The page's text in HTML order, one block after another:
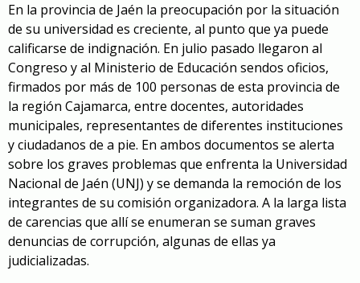
En la provincia de Jaén la preocupación por la situación
de su universidad es creciente, al punto que ya puede
calificarse de indignación. En julio pasado llegaron al
Congreso y al Ministerio de Educación sendos oficios,
firmados por más de 100 personas de esta provincia de
la región Cajamarca, entre docentes, autoridades
municipales, representantes de diferentes instituciones
y ciudadanos de a pie. En ambos documentos se alerta
sobre los graves problemas que enfrenta la Universidad
Nacional de Jaén (UNJ) y se demanda la remoción de los
integrantes de su comisión organizadora. A la larga lista
de carencias que allí se enumeran se suman graves
denuncias de corrupción, algunas de ellas ya
judicializadas.